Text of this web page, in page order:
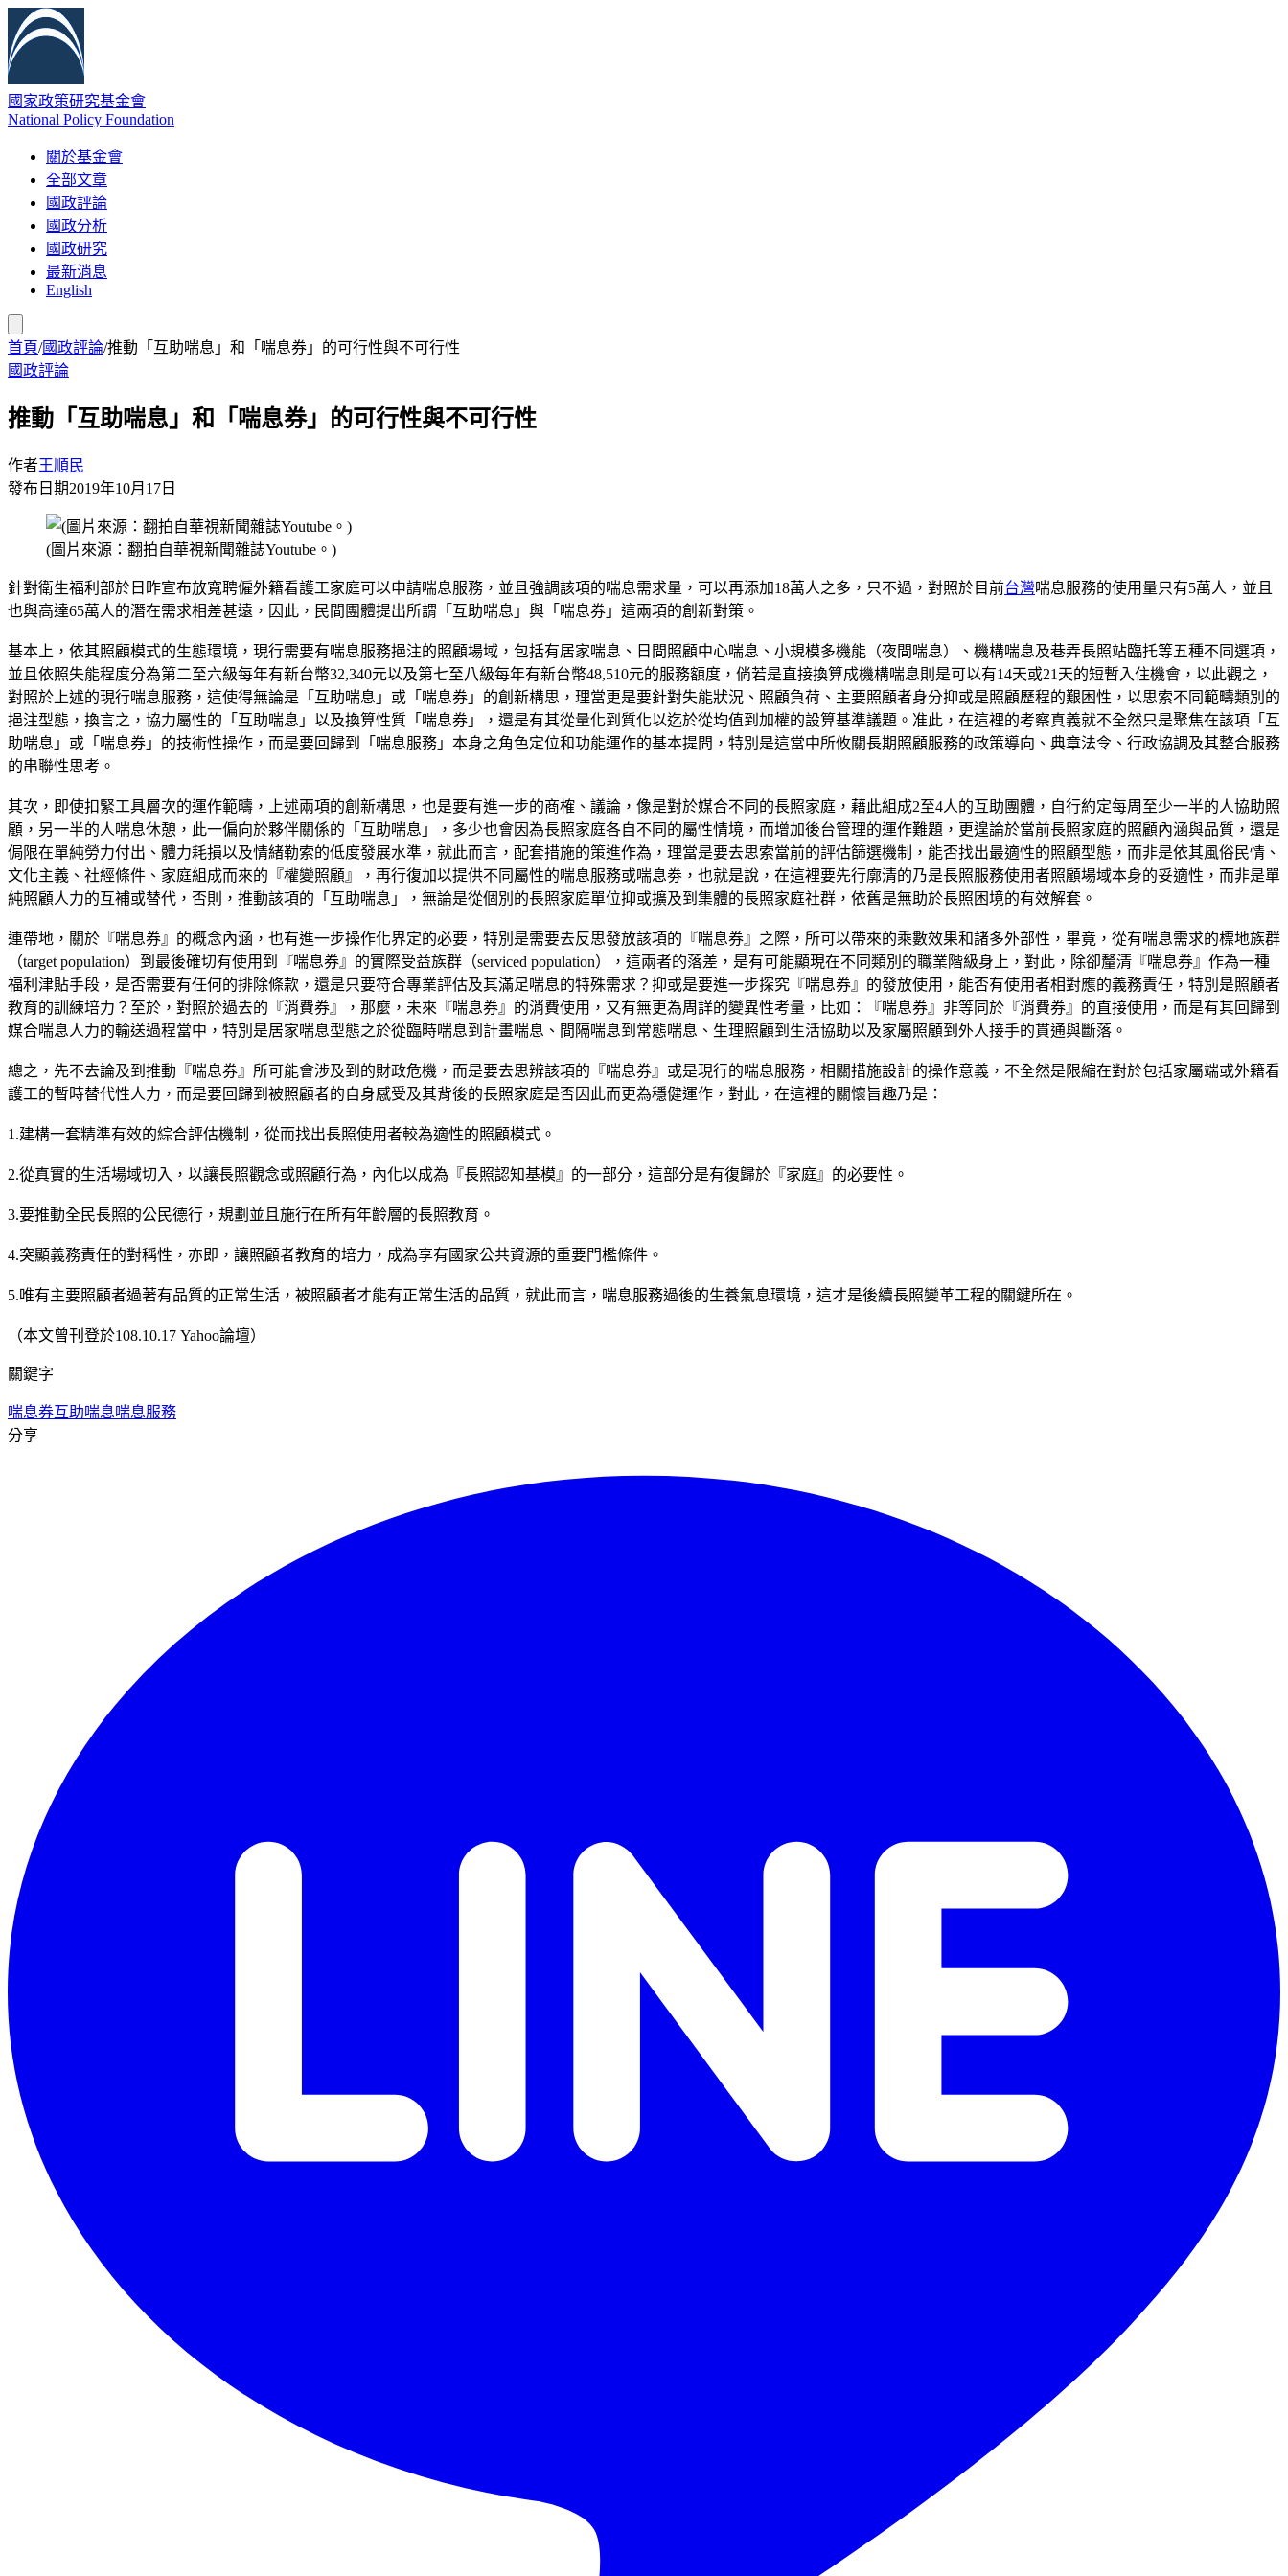
國家政策研究基金會
National Policy Foundation
關於基金會
全部文章
國政評論
國政分析
國政研究
最新消息
English
首頁/國政評論/推動「互助喘息」和「喘息券」的可行性與不可行性
國政評論
推動「互助喘息」和「喘息券」的可行性與不可行性
作者王順民
發布日期2019年10月17日
(圖片來源：翻拍自華視新聞雜誌Youtube。)
針對衛生福利部於日昨宣布放寬聘僱外籍看護工家庭可以申請喘息服務，並且強調該項的喘息需求量，可以再添加18萬人之多，只不過，對照於目前台灣喘息服務的使用量只有5萬人，並且
也與高達65萬人的潛在需求相差甚遠，因此，民間團體提出所謂「互助喘息」與「喘息券」這兩項的創新對策。
基本上，依其照顧模式的生態環境，現行需要有喘息服務挹注的照顧場域，包括有居家喘息、日間照顧中心喘息、小規模多機能（夜間喘息）、機構喘息及巷弄長照站臨托等五種不同選項，
並且依照失能程度分為第二至六級每年有新台幣32,340元以及第七至八級每年有新台幣48,510元的服務額度，倘若是直接換算成機構喘息則是可以有14天或21天的短暫入住機會，以此觀之，
對照於上述的現行喘息服務，這使得無論是「互助喘息」或「喘息券」的創新構思，理當更是要針對失能狀況、照顧負荷、主要照顧者身分抑或是照顧歷程的艱困性，以思索不同範疇類別的
挹注型態，換言之，協力屬性的「互助喘息」以及換算性質「喘息券」，還是有其從量化到質化以迄於從均值到加權的設算基準議題。准此，在這裡的考察真義就不全然只是聚焦在該項「互
助喘息」或「喘息券」的技術性操作，而是要回歸到「喘息服務」本身之角色定位和功能運作的基本提問，特別是這當中所攸關長期照顧服務的政策導向、典章法令、行政協調及其整合服務
的串聯性思考。
其次，即使扣緊工具層次的運作範疇，上述兩項的創新構思，也是要有進一步的商榷、議論，像是對於媒合不同的長照家庭，藉此組成2至4人的互助團體，自行約定每周至少一半的人協助照
顧，另一半的人喘息休憩，此一偏向於夥伴關係的「互助喘息」，多少也會因為長照家庭各自不同的屬性情境，而增加後台管理的運作難題，更遑論於當前長照家庭的照顧內涵與品質，還是
侷限在單純勞力付出、體力耗損以及情緒勒索的低度發展水準，就此而言，配套措施的策進作為，理當是要去思索當前的評估篩選機制，能否找出最適性的照顧型態，而非是依其風俗民情、
文化主義、社經條件、家庭組成而來的『權變照顧』，再行復加以提供不同屬性的喘息服務或喘息劵，也就是說，在這裡要先行廓清的乃是長照服務使用者照顧場域本身的妥適性，而非是單
純照顧人力的互補或替代，否則，推動該項的「互助喘息」，無論是從個別的長照家庭單位抑或擴及到集體的長照家庭社群，依舊是無助於長照困境的有效解套。
連帶地，關於『喘息券』的概念內涵，也有進一步操作化界定的必要，特別是需要去反思發放該項的『喘息券』之際，所可以帶來的乘數效果和諸多外部性，畢竟，從有喘息需求的標地族群
（target population）到最後確切有使用到『喘息券』的實際受益族群（serviced population），這兩者的落差，是有可能顯現在不同類別的職業階級身上，對此，除卻釐清『喘息券』作為一種
福利津貼手段，是否需要有任何的排除條款，還是只要符合專業評估及其滿足喘息的特殊需求？抑或是要進一步探究『喘息券』的發放使用，能否有使用者相對應的義務責任，特別是照顧者
教育的訓練培力？至於，對照於過去的『消費券』，那麼，未來『喘息券』的消費使用，又有無更為周詳的變異性考量，比如：『喘息券』非等同於『消費券』的直接使用，而是有其回歸到
媒合喘息人力的輸送過程當中，特別是居家喘息型態之於從臨時喘息到計畫喘息、間隔喘息到常態喘息、生理照顧到生活協助以及家屬照顧到外人接手的貫通與斷落。
總之，先不去論及到推動『喘息券』所可能會涉及到的財政危機，而是要去思辨該項的『喘息券』或是現行的喘息服務，相關措施設計的操作意義，不全然是限縮在對於包括家屬端或外籍看
護工的暫時替代性人力，而是要回歸到被照顧者的自身感受及其背後的長照家庭是否因此而更為穩健運作，對此，在這裡的關懷旨趣乃是：
1.建構一套精準有效的綜合評估機制，從而找出長照使用者較為適性的照顧模式。
2.從真實的生活場域切入，以讓長照觀念或照顧行為，內化以成為『長照認知基模』的一部分，這部分是有復歸於『家庭』的必要性。
3.要推動全民長照的公民德行，規劃並且施行在所有年齡層的長照教育。
4.突顯義務責任的對稱性，亦即，讓照顧者教育的培力，成為享有國家公共資源的重要門檻條件。
5.唯有主要照顧者過著有品質的正常生活，被照顧者才能有正常生活的品質，就此而言，喘息服務過後的生養氣息環境，這才是後續長照變革工程的關鍵所在。
（本文曾刊登於108.10.17 Yahoo論壇）
關鍵字
喘息券互助喘息喘息服務
分享